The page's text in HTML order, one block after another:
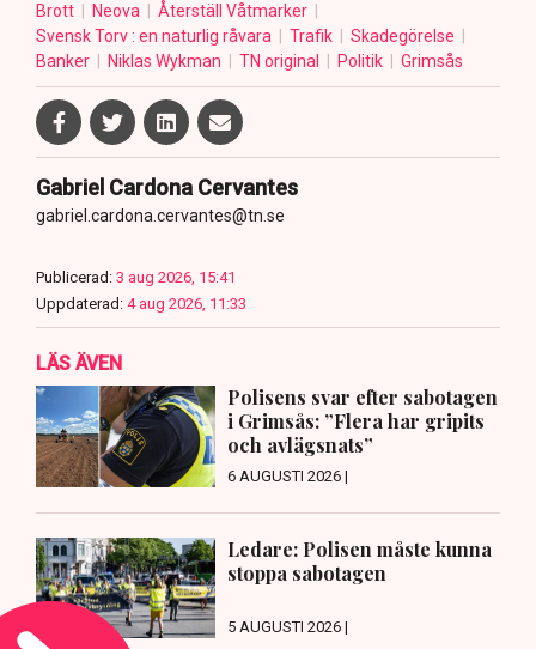
Brott Neova
Återställ Våtmarker
Svensk Torv : en naturlig råvara
Trafik
Skadegörelse
Banker
Niklas Wykman TN original Politik Grimsås
Gabriel Cardona Cervantes
gabriel.cardona.cervantes@tn.se
Publicerad: 3 aug 2026, 15:41
Uppdaterad: 4 aug 2026, 11:33
LÄS ÄVEN
Polisens svar efter sabotagen
i Grimsås: ”Flera har gripits
och avlägsnats”
6 AUGUSTI 2026 |
Ledare: Polisen måste kunna
stoppa sabotagen
5 AUGUSTI 2026 |